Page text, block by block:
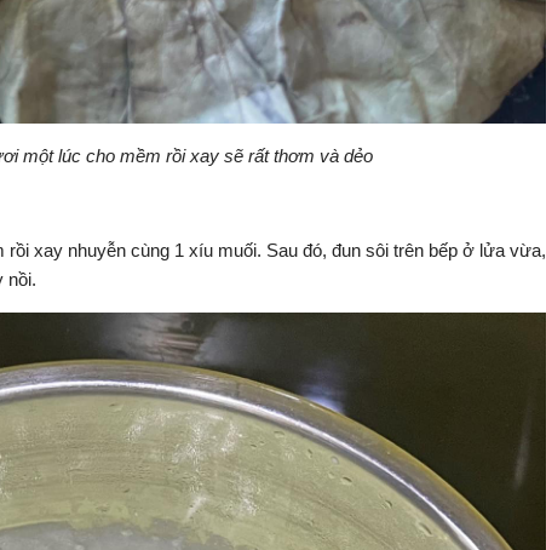
một lúc cho mềm rồi xay sẽ rất thơm và dẻo
xay nhuyễn cùng 1 xíu muối. Sau đó, đun sôi trên bếp ở lửa vừa,
nồi.